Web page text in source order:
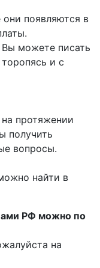
появляются в
можете писать
и с
протяжении
получить
вопросы.
найти в
РФ можно по
на